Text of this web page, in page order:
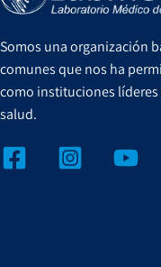
Somos una organización
comunes que nos ha
como instituciones
salud.